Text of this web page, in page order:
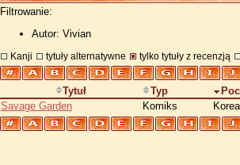
Filtrowanie:
Autor: Vivian
Kanji tytuły alternatywne tylko tytuły z recenzją
Tytuł Typ
Savage Garden
Komiks